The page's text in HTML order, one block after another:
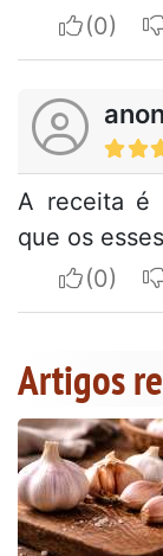
I
A receita é
que os
I
Artigos